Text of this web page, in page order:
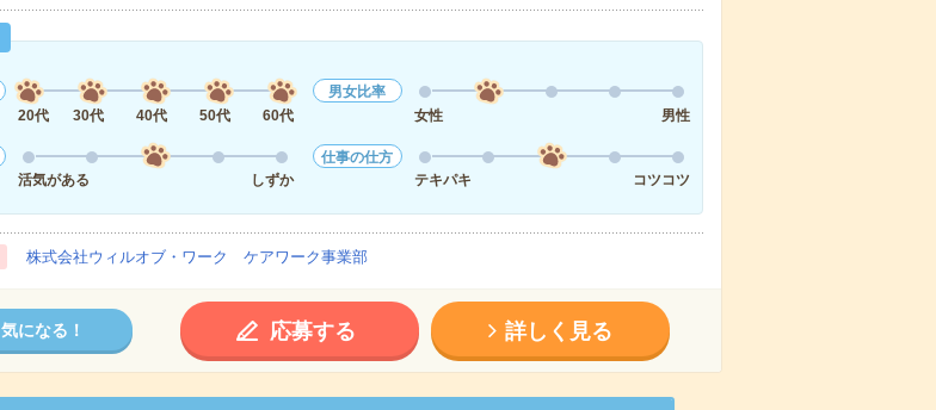
20代
30代 40代 50代 60代
男女比率
女性
男性
活気がある
しずか
仕事の仕方
テキパキ
コツコツ
株式会社ウィルオブ・ワーク ケアワーク事業部
気になる！ 応募する 詳しく見る